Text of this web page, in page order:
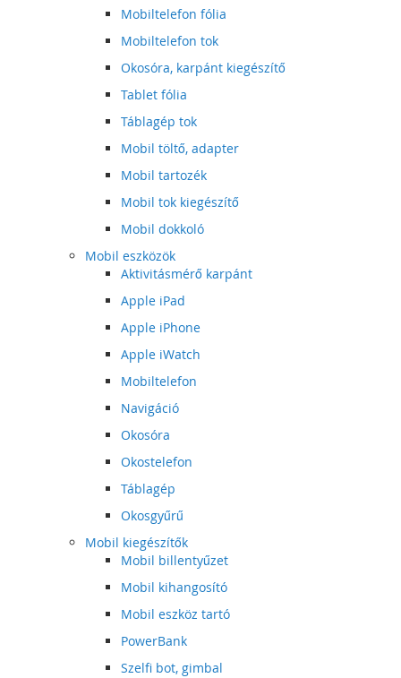
Mobiltelefon fólia
Mobiltelefon tok
Okosóra, karpánt kiegészítő
Tablet fólia
Táblagép tok
Mobil töltő, adapter
Mobil tartozék
Mobil tok kiegészítő
Mobil dokkoló
Mobil eszközök
Aktivitásmérő karpánt
Apple iPad
Apple iPhone
Apple iWatch
Mobiltelefon
Navigáció
Okosóra
Okostelefon
Táblagép
Okosgyűrű
Mobil kiegészítők
Mobil billentyűzet
Mobil kihangosító
Mobil eszköz tartó
PowerBank
Szelfi bot, gimbal